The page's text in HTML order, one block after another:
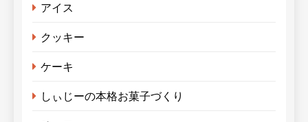
アイス
クッキー
ケーキ
しぃじーの本格お菓子づくり